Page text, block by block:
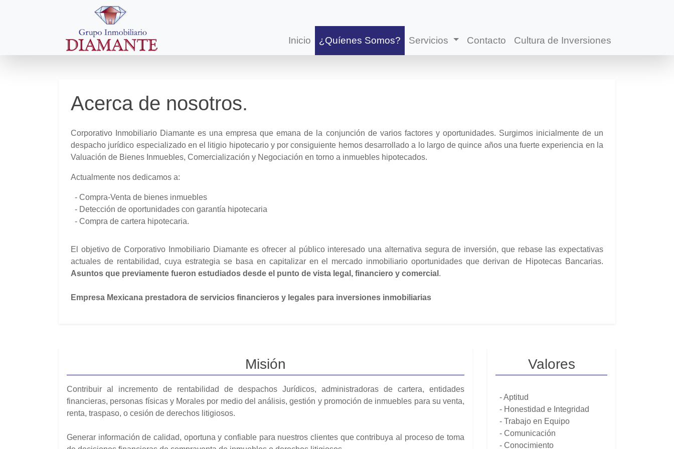
Inicio ¿Quíenes Somos? Servicios Contacto Cultura de Inversiones
Acerca de nosotros.
Corporativo Inmobiliario Diamante es una empresa que emana de la conjunción de varios factores y oportunidades. Surgimos inicialmente de un
despacho jurídico especializado en el litigio hipotecario y por consiguiente hemos desarrollado a lo largo de quince años una fuerte experiencia en la
Valuación de Bienes Inmuebles, Comercialización y Negociación en torno a inmuebles hipotecados.
Actualmente nos dedicamos a:
- Compra-Venta de bienes inmuebles
- Detección de oportunidades con garantía hipotecaria
- Compra de cartera hipotecaria.
El objetivo de Corporativo Inmobiliario Diamante es ofrecer al público interesado una alternativa segura de inversión, que rebase las expectativas
actuales de rentabilidad, cuya estrategia se basa en capitalizar en el mercado inmobiliario oportunidades que derivan de Hipotecas Bancarias.
Asuntos que previamente fueron estudiados desde el punto de vista legal, financiero y comercial .
Empresa Mexicana prestadora de servicios financieros y legales para inversiones inmobiliarias
Misión
Contribuir al incremento de rentabilidad de despachos Jurídicos, administradoras de cartera, entidades
financieras, personas físicas y Morales por medio del análisis, gestión y promoción de inmuebles para su venta,
renta, traspaso, o cesión de derechos litigiosos.
Generar información de calidad, oportuna y confiable para nuestros clientes que contribuya al proceso de toma
Valores
- Aptitud
- Honestidad e Integridad
- Trabajo en Equipo
- Comunicación
- Conocimiento